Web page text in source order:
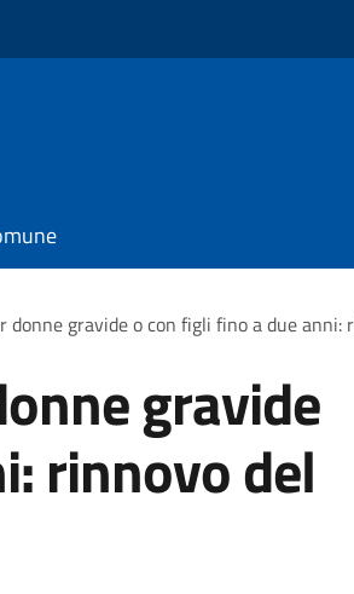
donne gravide o con figli fino a due anni:
gravide
rinnovo del